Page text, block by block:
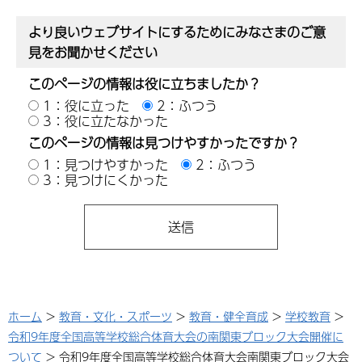
より良いウェブサイトにするためにみなさまのご意
見をお聞かせください
このページの情報は役に立ちましたか？
1：役に立った
2：ふつう
3：役に立たなかった
このページの情報は見つけやすかったですか？
1：見つけやすかった
2：ふつう
3：見つけにくかった
ホーム > 教育・文化・スポーツ > 教育・健全育成 > 学校教育 >
令和9年度全国高等学校総合体育大会の南関東ブロック大会開催に
ついて > 令和9年度全国高等学校総合体育大会南関東ブロック大会